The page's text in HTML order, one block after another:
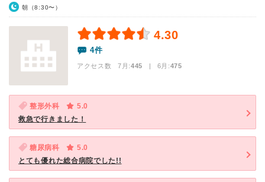
朝（8:30〜）
4.30
4件
アクセス数 7月:445 | 6月:475
整形外科
5.0
救急で行きました！
糖尿病科
5.0
とても優れた総合病院でした!!